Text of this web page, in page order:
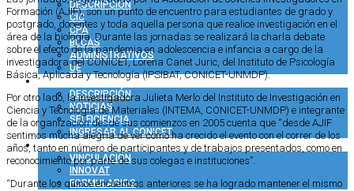
DESCRIPCIÓN
CIC
CPA
BECAS
ADMINISTRATIVOS
UE
COMUNICACIÓN
DESCRIPCIÓN
NOTICIAS
SELFICIENCIA
INGRESAR AL CONICET
VINCULACIÓN TECNOLÓGICA
VINCULACIÓN
INNOVAT
FORMULARIOS
Formación (AJIF), son un punto de encuentro para estudiantes de grado y
postgrado, docentes y toda aquella persona que realice investigación en el
área de la biología. Durante las jornadas se realizará la charla debate
sobre el efecto de la pandemia en adolescencia e infancia a cargo de la
investigadora del CONICET, Lorena Canet Juric, del Instituto de Psicología
Básica, Aplicada y Tecnología (IPSIBAT, CONICET-UNMDP).
Por otro lado, la investigadora Julieta Merlo del Instituto de Investigación en
Ciencia y Tecnología de Materiales (INTEMA, CONICET-UNMDP) e integrante
de la organización desde sus comienzos en 2005 cuenta que “desde AJIF
sentimos mucha alegría de ver cómo ha crecido el evento con el correr de los
años, tanto en número de participantes y de trabajos presentados, como en
reconocimiento por parte de sus colegas e instituciones”.
“Durante los quince encuentros anteriores se ha logrado mantener el mismo